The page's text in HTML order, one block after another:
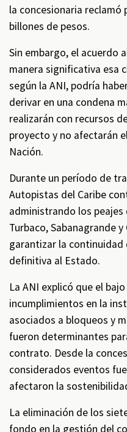
la concesionaria reclamó
billones de pesos.
Sin embargo, el acuerdo
manera significativa esa
según la ANI, podría
derivar en una condena
realizarán con recursos
proyecto y no afectarán
Nación.
Durante un período de
Autopistas del Caribe
administrando los
Turbaco, Sabanagrande
garantizar la
definitiva al Estado.
La ANI explicó que el
incumplimientos en la
asociados a bloqueos y
fueron determinantes
contrato. Desde la
considerados eventos
afectaron la
La eliminación de los
fondo en la gestión del